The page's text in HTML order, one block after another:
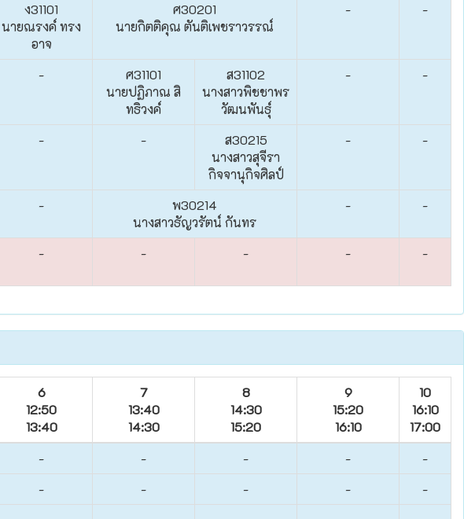
ง31101
นายณรงค์ ทรง
อาจ
ศ30201
นายกิตติคุณ ตันติเพชราวรรณ์
- -
-
ศ31101
นายปฏิภาณ สิ
ทธิวงค์
ส31102
นางสาวพิชชาพร
วัฒนพันธุ์
- -
- -
ส30215
นางสาวสุจีรา
กิจจานุกิจศิลป์
- -
-
พ30214
นางสาวธัญวรัตน์ กันทร
- -
- - - - -
6
12:50
13:40
7
13:40
14:30
8
14:30
15:20
9
15:20
16:10
10
16:10
17:00
- - - -
-
- - - -
-